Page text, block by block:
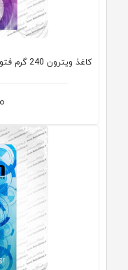
کاغذ ویترون 240 گرم فتوگلاسه 20 برگی A4